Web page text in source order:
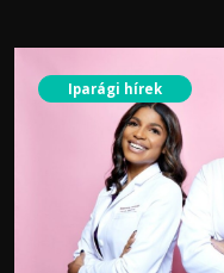
Iparági hírek